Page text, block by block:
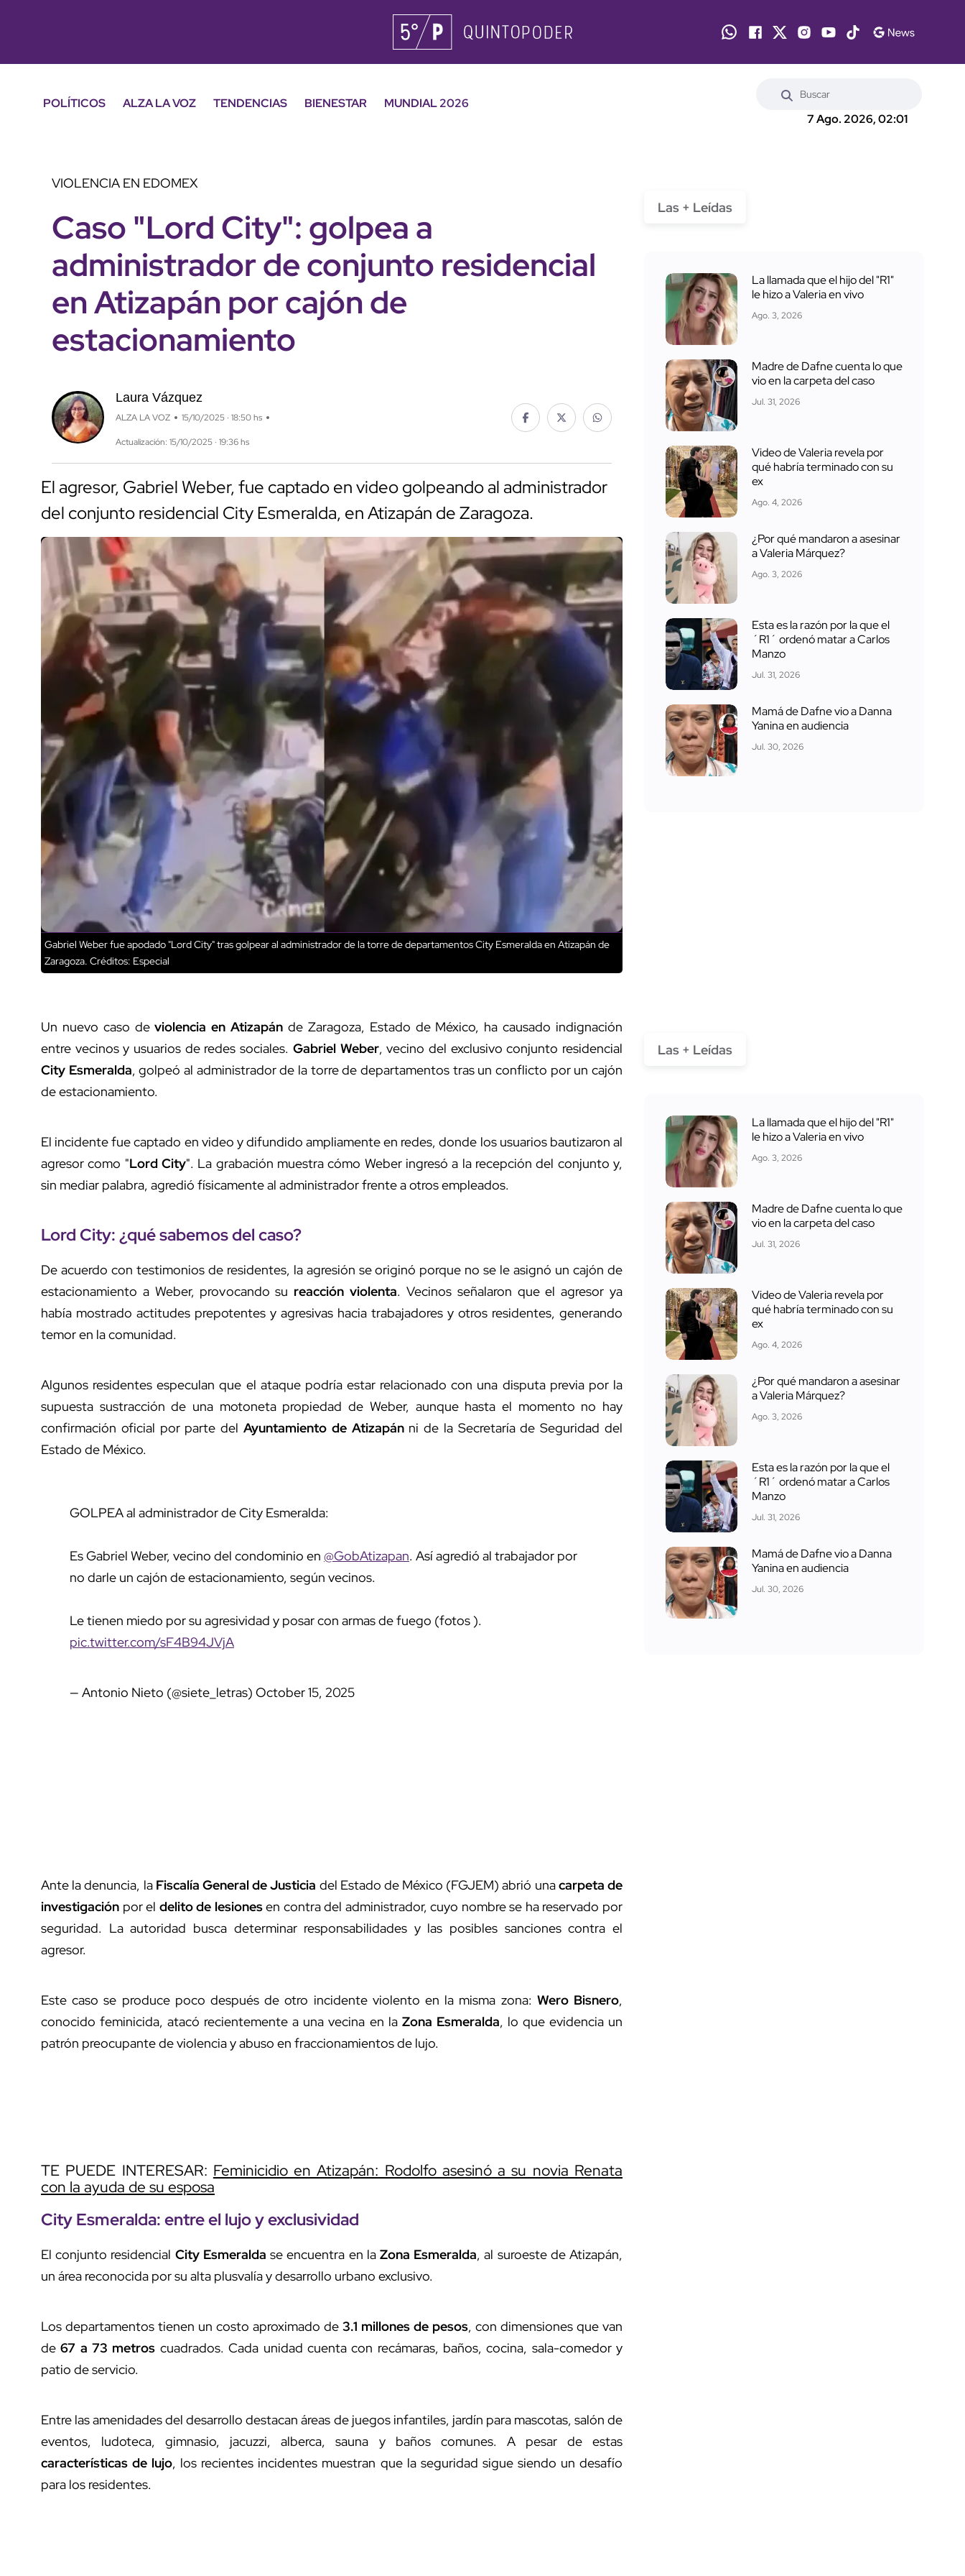
POLÍTICOS ALZA LA VOZ TENDENCIAS BIENESTAR
MUNDIAL 2026
7 Ago. 2026, 02:01
VIOLENCIA EN EDOMEX
Caso "Lord City": golpea a
administrador de conjunto residencial
en Atizapán por cajón de
estacionamiento
Laura Vázquez
ALZA LA VOZ 15/10/2025 · 18:50 hs
Actualización: 15/10/2025 · 19:36 hs
El agresor, Gabriel Weber, fue captado en video golpeando al administrador
del conjunto residencial City Esmeralda, en Atizapán de Zaragoza.
Gabriel Weber fue apodado "Lord City" tras golpear al administrador de la torre de departamentos City Esmeralda en Atizapán de
Zaragoza. Créditos: Especial
Un nuevo caso deviolencia en Atizapán de Zaragoza, Estado de México, ha causado indignación
entre vecinos y usuarios de redes sociales. Gabriel Weber, vecino del exclusivo conjunto residencial
City Esmeralda, golpeó al administrador de la torre de departamentos tras un conflicto por un cajón
de estacionamiento.
El incidente fue captado en video y difundido ampliamente en redes, donde los usuarios bautizaron al
agresor como "Lord City". La grabación muestra cómo Weber ingresó a la recepción del conjunto y,
sin mediar palabra, agredió físicamente al administrador frente a otros empleados.
Lord City: ¿qué sabemos del caso?
De acuerdo con testimonios de residentes, la agresión se originó porque no se le asignó un cajón de
estacionamiento a Weber, provocando su reacción violenta. Vecinos señalaron que el agresor ya
había mostrado actitudes prepotentes y agresivas hacia trabajadores y otros residentes, generando
temor en la comunidad.
Algunos residentes especulan que el ataque podría estar relacionado con una disputa previa por la
supuesta sustracción de una motoneta propiedad de Weber, aunque hasta el momento no hay
confirmación oficial por parte del Ayuntamiento de Atizapánni de la Secretaría de Seguridad del
Estado de México.
GOLPEA al administrador de City Esmeralda:
Es Gabriel Weber, vecino del condominio en @GobAtizapan. Así agredió al trabajador por
no darle un cajón de estacionamiento, según vecinos.
Le tienen miedo por su agresividad y posar con armas de fuego (fotos ).
pic.twitter.com/sF4B94JVjA
— Antonio Nieto (@siete_letras) October 15, 2025
Ante la denuncia, la Fiscalía General de Justicia del Estado de México (FGJEM) abrió unacarpeta de
investigación por el delito de lesionesen contra del administrador, cuyo nombre se ha reservado por
seguridad. La autoridad busca determinar responsabilidades y las posibles sanciones contra el
agresor.
Este caso se produce poco después de otro incidente violento en la misma zona: Wero Bisnero,
conocido feminicida, atacó recientemente a una vecina en la Zona Esmeralda, lo que evidencia un
patrón preocupante de violencia y abuso en fraccionamientos de lujo.
TE PUEDE INTERESAR: Feminicidio en Atizapán: Rodolfo asesinó a su novia Renata
con la ayuda de su esposa
City Esmeralda: entre el lujo y exclusividad
El conjunto residencial City Esmeralda se encuentra en la Zona Esmeralda, al suroeste de Atizapán,
un área reconocida por su alta plusvalía y desarrollo urbano exclusivo.
Los departamentos tienen un costo aproximado de 3.1 millones de pesos, con dimensiones que van
de67 a 73 metros cuadrados. Cada unidad cuenta con recámaras, baños, cocina, sala-comedor y
patio de servicio.
Entre las amenidades del desarrollo destacan áreas de juegos infantiles, jardín para mascotas, salón de
eventos, ludoteca, gimnasio, jacuzzi, alberca, sauna y baños comunes. A pesar de estas
características de lujo, los recientes incidentes muestran que la seguridad sigue siendo un desafío
para los residentes.
Las + Leídas
La llamada que el hijo del "R1"
le hizo a Valeria en vivo
Ago. 3, 2026
Madre de Dafne cuenta lo que
vio en la carpeta del caso
Jul. 31, 2026
Video de Valeria revela por
qué habría terminado con su
ex
Ago. 4, 2026
¿Por qué mandaron a asesinar
a Valeria Márquez?
Ago. 3, 2026
Esta es la razón por la que el
´R1´ ordenó matar a Carlos
Manzo
Jul. 31, 2026
Mamá de Dafne vio a Danna
Yanina en audiencia
Jul. 30, 2026
Las + Leídas
La llamada que el hijo del "R1"
le hizo a Valeria en vivo
Ago. 3, 2026
Madre de Dafne cuenta lo que
vio en la carpeta del caso
Jul. 31, 2026
Video de Valeria revela por
qué habría terminado con su
ex
Ago. 4, 2026
¿Por qué mandaron a asesinar
a Valeria Márquez?
Ago. 3, 2026
Esta es la razón por la que el
´R1´ ordenó matar a Carlos
Manzo
Jul. 31, 2026
Mamá de Dafne vio a Danna
Yanina en audiencia
Jul. 30, 2026